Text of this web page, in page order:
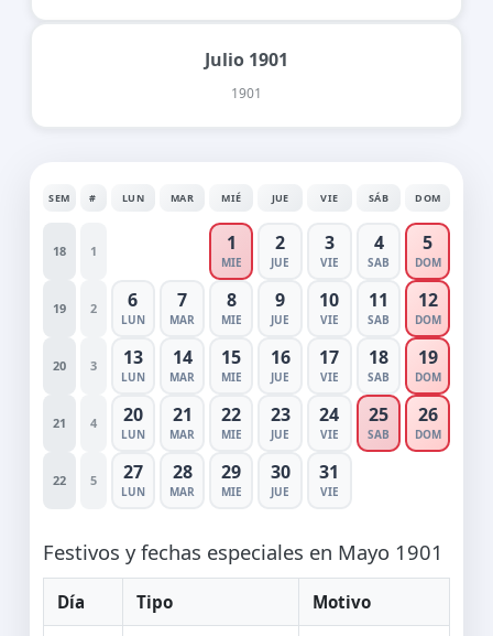
Julio 1901
1901
SEM # LUN MAR MIÉ JUE VIE SÁB DOM
18 1 1
MIE
2
JUE
3
VIE
4
SAB
5
DOM
19 2 6
LUN
7
MAR
8
MIE
9
JUE
10
VIE
11
SAB
12
DOM
20 3 13
LUN
14
MAR
15
MIE
16
JUE
17
VIE
18
SAB
19
DOM
21 4 20
LUN
21
MAR
22
MIE
23
JUE
24
VIE
25
SAB
26
DOM
22 5 27
LUN
28
MAR
29
MIE
30
JUE
31
VIE
Festivos y fechas especiales en Mayo 1901
Día Tipo Motivo